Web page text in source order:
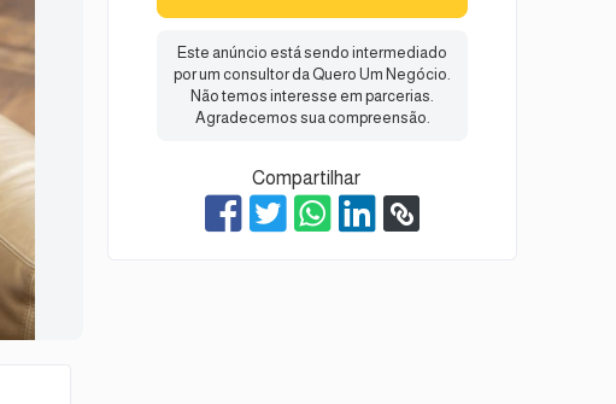
Este anúncio está sendo intermediado
por um consultor da Quero Um Negócio.
Não temos interesse em parcerias.
Agradecemos sua compreensão.
Compartilhar